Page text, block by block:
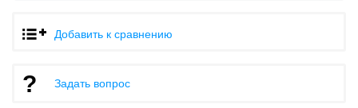
Добавить к сравнению
Задать вопрос